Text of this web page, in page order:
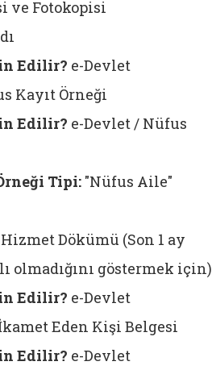
ve Fotokopisi
Edilir? e-Devlet
Kayıt Örneği
Edilir? e-Devlet / Nüfus
Tipi: "Nüfus Aile"
Dökümü (Son 1 ay
olmadığını göstermek için)
Edilir? e-Devlet
Eden Kişi Belgesi
Edilir? e-Devlet